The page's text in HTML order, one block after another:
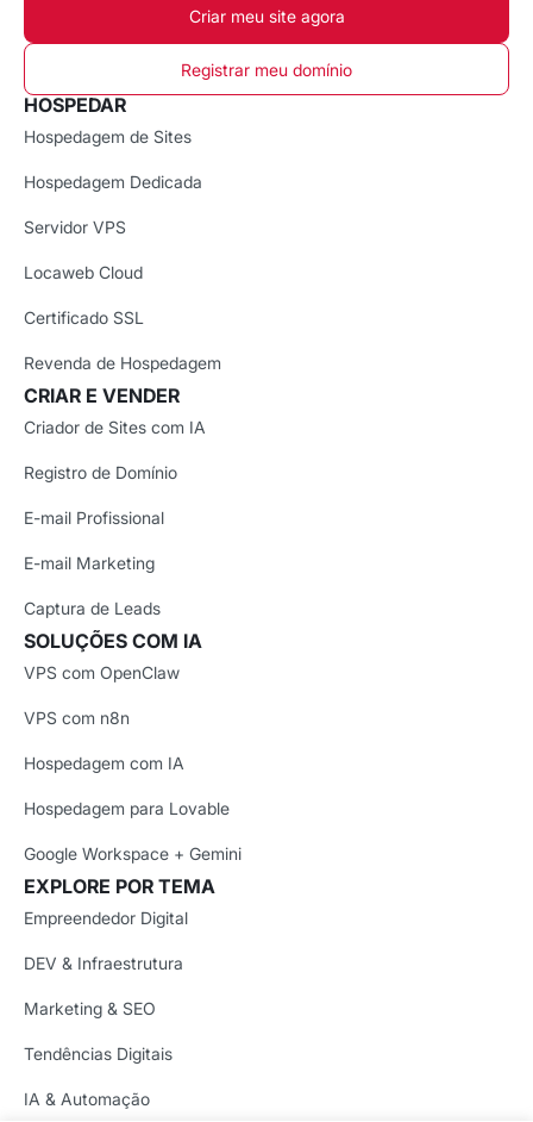
Criar meu site agora
Registrar meu domínio
HOSPEDAR
Hospedagem de Sites
Hospedagem Dedicada
Servidor VPS
Locaweb Cloud
Certificado SSL
Revenda de Hospedagem
CRIAR E VENDER
Criador de Sites com IA
Registro de Domínio
E-mail Profissional
E-mail Marketing
Captura de Leads
SOLUÇÕES COM IA
VPS com OpenClaw
VPS com n8n
Hospedagem com IA
Hospedagem para Lovable
Google Workspace + Gemini
EXPLORE POR TEMA
Empreendedor Digital
DEV & Infraestrutura
Marketing & SEO
Tendências Digitais
IA & Automação